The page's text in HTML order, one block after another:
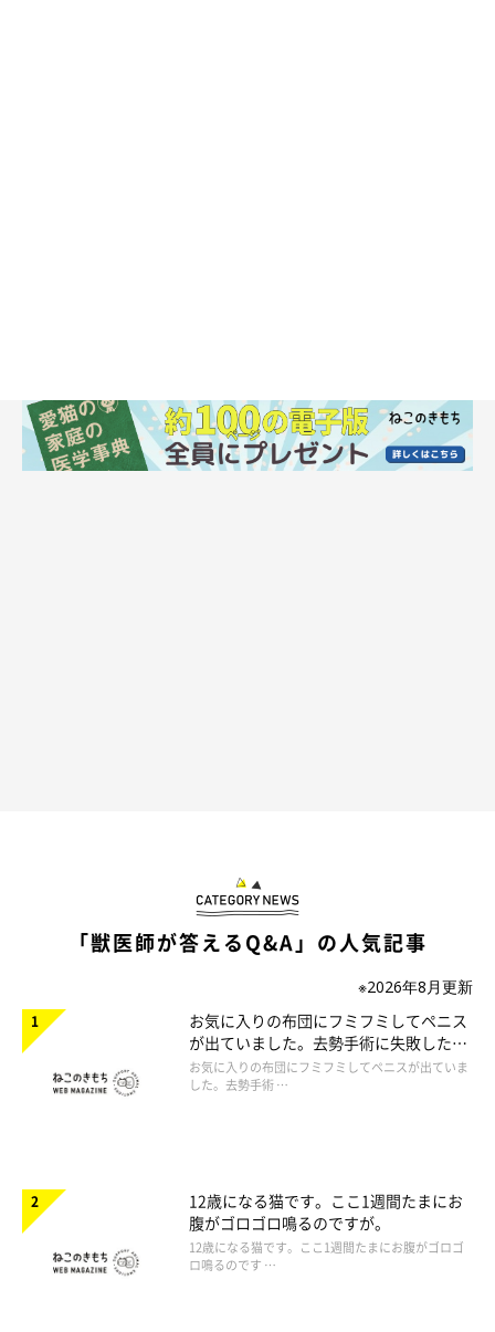
「獣医師が答えるQ&A」の人気記事
※2026年8月更新
お気に入りの布団にフミフミしてペニス
が出ていました。去勢手術に失敗したの
でしょうか。
お気に入りの布団にフミフミしてペニスが出ていま
した。去勢手術 …
12歳になる猫です。ここ1週間たまにお
腹がゴロゴロ鳴るのですが。
12歳になる猫です。ここ1週間たまにお腹がゴロゴ
ロ鳴るのです …